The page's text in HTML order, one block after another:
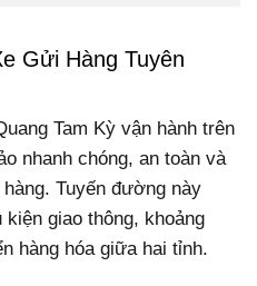
Gửi Hàng Tuyên
Tam Kỳ vận hành trên
nhanh chóng, an toàn và
Tuyến đường này
giao thông, khoảng
hàng hóa giữa hai tỉnh.